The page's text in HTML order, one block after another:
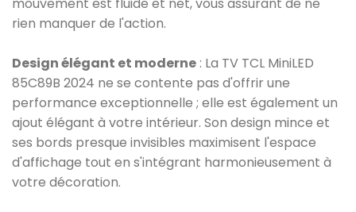
rien manquer de l'action.
Design élégant et moderne : La TV TCL MiniLED
85C89B 2024 ne se contente pas d'offrir une
performance exceptionnelle ; elle est également un
ajout élégant à votre intérieur. Son design mince et
ses bords presque invisibles maximisent l'espace
d'affichage tout en s'intégrant harmonieusement à
votre décoration.